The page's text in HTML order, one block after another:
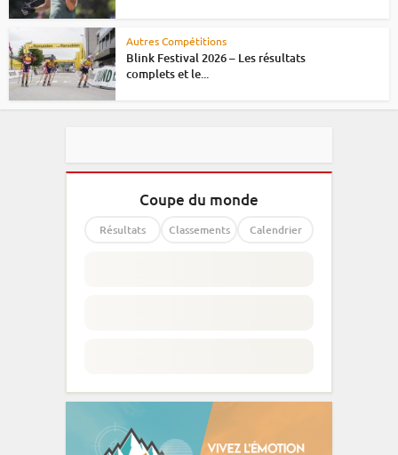
Autres Compétitions
Blink Festival 2026 – Les résultats
complets et le...
Coupe du monde
Résultats Classements Calendrier